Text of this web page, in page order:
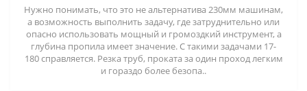
Нужно понимать, что это не альтернатива 230мм машинам,
а возможность выполнить задачу, где затруднительно или
опасно использовать мощный и громоздкий инструмент, а
глубина пропила имеет значение. С такими задачами 17-
180 справляется. Резка труб, проката за один проход легким
и гораздо более безопа..